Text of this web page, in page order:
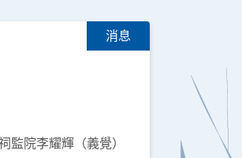
消息
院李耀輝（義覺）